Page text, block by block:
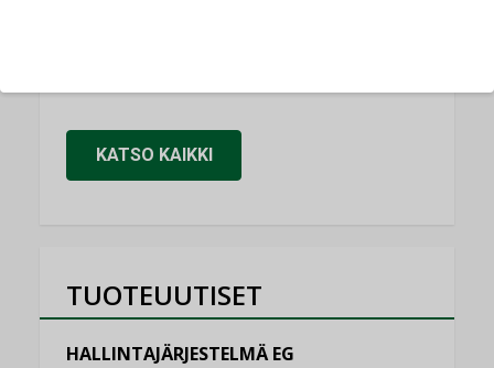
KATSO KAIKKI
TUOTEUUTISET
HALLINTAJÄRJESTELMÄ EG